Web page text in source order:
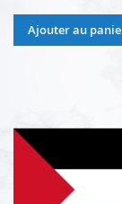
Ajouter au